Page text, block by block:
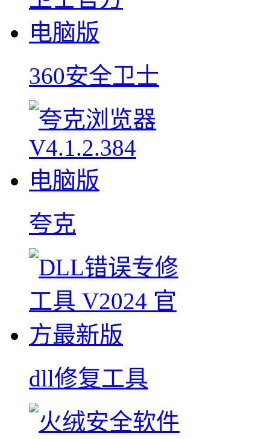
360安全卫士
夸克
dll修复工具